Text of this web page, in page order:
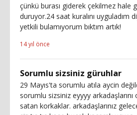
çünkü burası giderek çekilmez hale
duruyor.24 saat kuralını uyguladım
yetkili bulamıyorum bıktım artık!
14 yıl önce
Sorumlu sizsiniz güruhlar
29 Mayıs'ta sorumlu atıla aycin
sorumlu sizsiniz eyyyy
satan korkaklar. arkadaşlarınız